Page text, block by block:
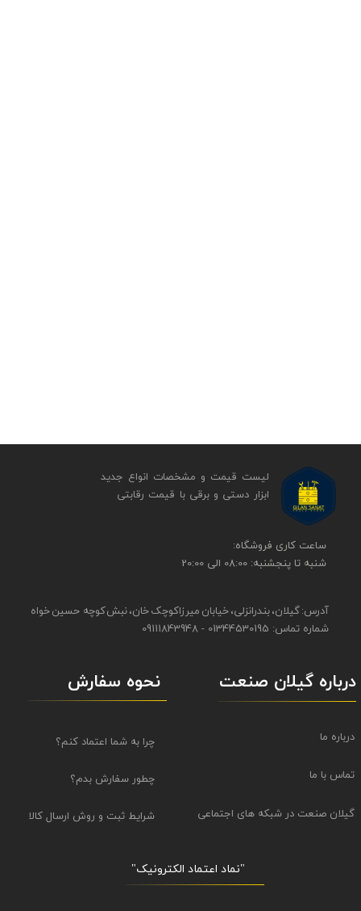
​​ساعت کاری فروشگاه:
شنبه تا پنجشنبه: 08:00 الی 20:00
آدرس: گیلان، بندرانزلی، خیابان میرزاکوچک خان، نبش کوچه حسین خواه
شماره تماس: 01344530195 - 09111843948
لیست قیمت و مشخصات انواع جدید
ابزار دستی و برقی ​​​​​​​با قیمت رقابتی
نحوه سفارش
چرا به شما اعتماد کنم؟
چطور سفارش بدم؟
شرایط ثبت و روش ارسال کالا
"نماد اعتماد الکترونیک​​​​​​​"
درباره گیلان صنعت
درباره ما
تماس با ما
گیلان صنعت در شبکه های اجتماعی